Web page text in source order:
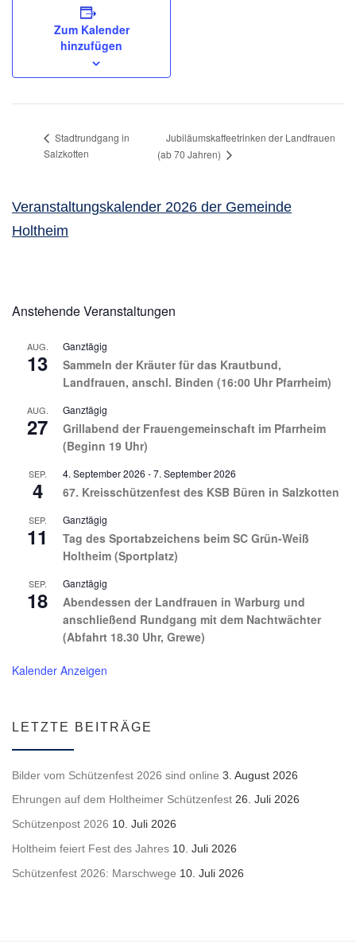
Zum Kalender
hinzufügen
Stadtrundgang in
Salzkotten
Jubiläumskaffeetrinken der Landfrauen
(ab 70 Jahren)
Veranstaltungskalender 2026 der Gemeinde
Holtheim
Anstehende Veranstaltungen
AUG.
13
Ganztägig
Sammeln der Kräuter für das Krautbund,
Landfrauen, anschl. Binden (16:00 Uhr Pfarrheim)
AUG.
27
Ganztägig
Grillabend der Frauengemeinschaft im Pfarrheim
(Beginn 19 Uhr)
SEP.
4
4. September 2026 -7. September 2026
67. Kreisschützenfest des KSB Büren in Salzkotten
SEP.
11
Ganztägig
Tag des Sportabzeichens beim SC Grün-Weiß
Holtheim (Sportplatz)
SEP.
18
Ganztägig
Abendessen der Landfrauen in Warburg und
anschließend Rundgang mit dem Nachtwächter
(Abfahrt 18.30 Uhr, Grewe)
Kalender Anzeigen
LETZTE BEITRÄGE
Bilder vom Schützenfest 2026 sind online 3. August 2026
Ehrungen auf dem Holtheimer Schützenfest 26. Juli 2026
Schützenpost 2026 10. Juli 2026
Holtheim feiert Fest des Jahres 10. Juli 2026
Schützenfest 2026: Marschwege 10. Juli 2026